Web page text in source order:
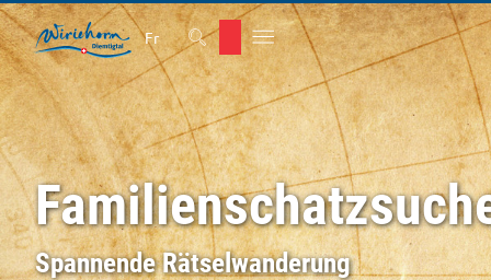
K
o
p
f
b
e
r
e
c
h
Fr
H
a
u
p
t
i
n
h
l
t
Spannende Rätselwanderung